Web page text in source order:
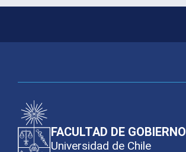
FACULTAD DE GOBIERNO
Universidad de Chile